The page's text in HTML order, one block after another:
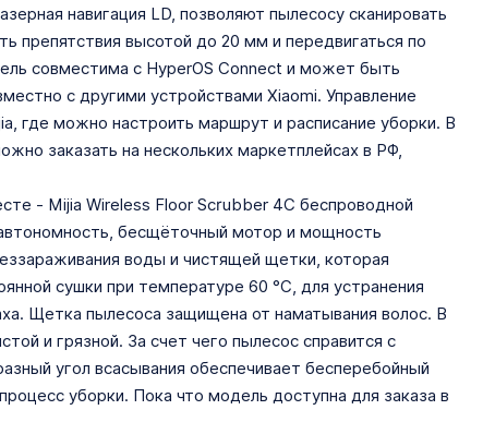
навигация LD, позволяют пылесосу сканировать
препятствия высотой до 20 мм и передвигаться по
совместима с HyperOS Connect и может быть
с другими устройствами Xiaomi. Управление
где можно настроить маршрут и расписание уборки. В
заказать на нескольких маркетплейсах в РФ,
- Mijia Wireless Floor Scrubber 4C беспроводной
бесщёточный мотор и мощность
воды и чистящей щетки, которая
сушки при температуре 60 °C, для устранения
Щетка пылесоса защищена от наматывания волос. В
и грязной. За счет чего пылесос справится с
угол всасывания обеспечивает бесперебойный
уборки. Пока что модель доступна для заказа в